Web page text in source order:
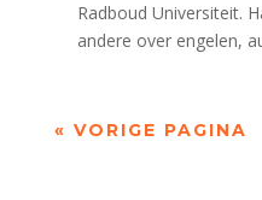
Radboud Universiteit.
andere over engelen,
« VORIGE PAGINA